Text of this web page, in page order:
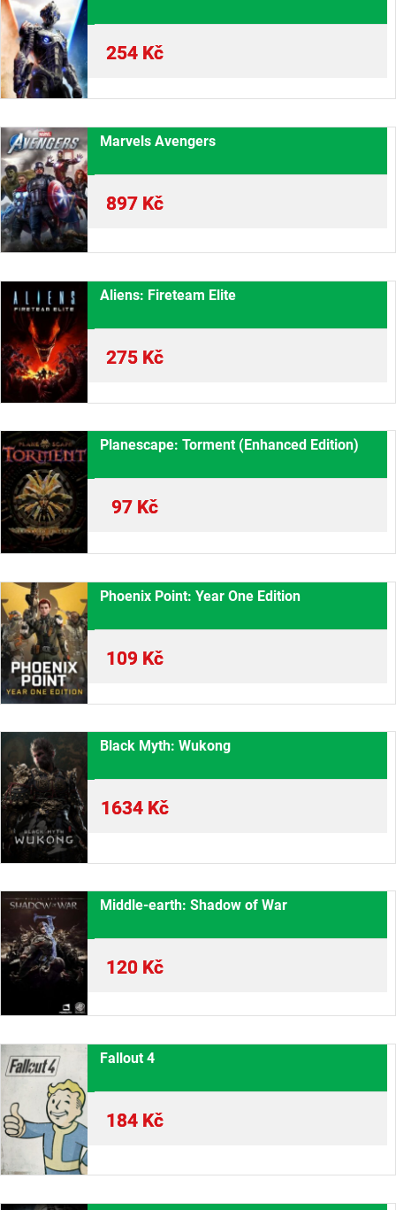
254 Kč
Marvels Avengers
897 Kč
Aliens: Fireteam Elite
275 Kč
Planescape: Torment (Enhanced Edition)
97 Kč
Phoenix Point: Year One Edition
109 Kč
Black Myth: Wukong
1634 Kč
Middle-earth: Shadow of War
120 Kč
Fallout 4
184 Kč